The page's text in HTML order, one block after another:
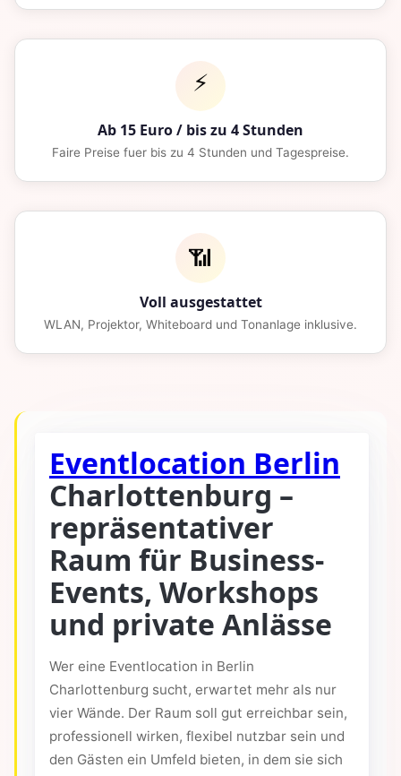
⚡
Ab 15 Euro / bis zu 4 Stunden
Faire Preise fuer bis zu 4 Stunden und Tagespreise.
📶
Voll ausgestattet
WLAN, Projektor, Whiteboard und Tonanlage inklusive.
Eventlocation Berlin
Charlottenburg –
repräsentativer
Raum für Business-
Events, Workshops
und private Anlässe
Wer eine Eventlocation in Berlin
Charlottenburg sucht, erwartet mehr als nur
vier Wände. Der Raum soll gut erreichbar sein,
professionell wirken, flexibel nutzbar sein und
den Gästen ein Umfeld bieten, in dem sie sich